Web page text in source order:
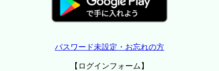
パスワード未設定・お忘れの方
【ログインフォーム】